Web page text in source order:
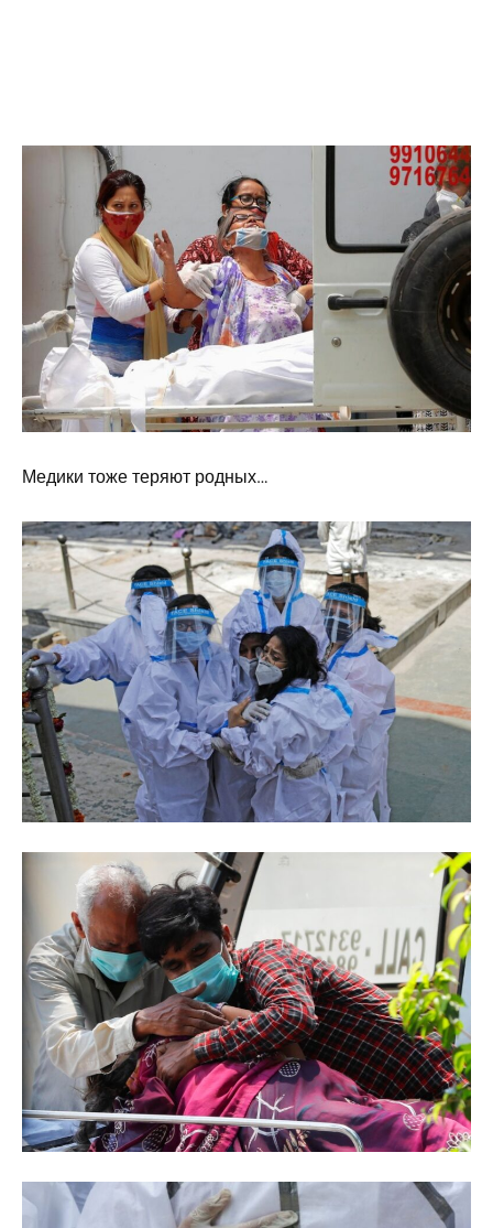
Медики тоже теряют родных…